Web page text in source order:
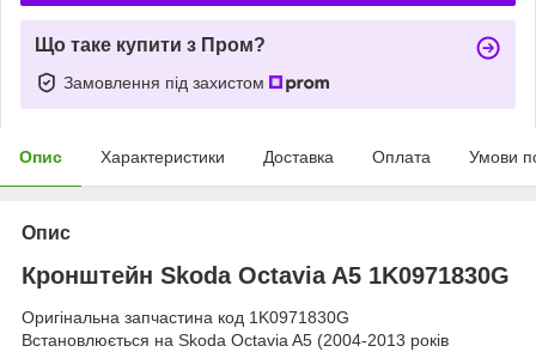
Що таке купити з Пром?
Замовлення під захистом
Опис Характеристики Доставка Оплата Умови
Опис
Кронштейн Skoda Octavia A5 1K0971830G
Оригінальна запчастина код 1K0971830G
Встановлюється на Skoda Octavia A5 (2004-2013 років